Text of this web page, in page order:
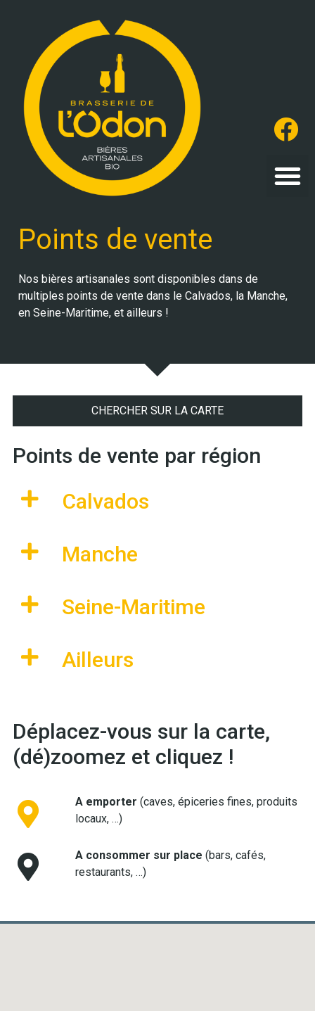
Points de vente
Nos bières artisanales sont disponibles dans de
multiples points de vente dans le Calvados, la Manche,
en Seine-Maritime, et ailleurs !
Points de vente par région
CHERCHER SUR LA CARTE
Calvados
Manche
Seine-Maritime
Ailleurs
Déplacez-vous sur la carte,
(dé)zoomez et cliquez !
A emporter (caves, épiceries fines, produits
locaux, …)
A consommer sur place (bars, cafés,
restaurants, …)